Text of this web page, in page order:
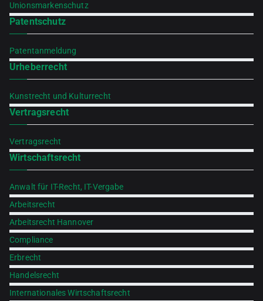
Unionsmarkenschutz
Patentschutz
Patentanmeldung
Urheberrecht
Kunstrecht und Kulturrecht
Vertragsrecht
Vertragsrecht
Wirtschaftsrecht
Anwalt für IT-Recht, IT-Vergabe
Arbeitsrecht
Arbeitsrecht Hannover
Compliance
Erbrecht
Handelsrecht
Internationales Wirtschaftsrecht